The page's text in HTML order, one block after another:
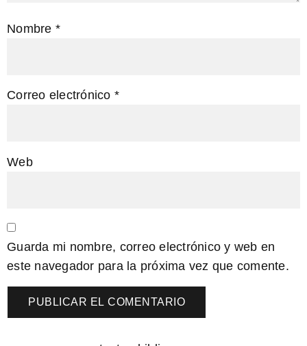
Nombre *
Correo electrónico *
Web
Guarda mi nombre, correo electrónico y web en
este navegador para la próxima vez que comente.